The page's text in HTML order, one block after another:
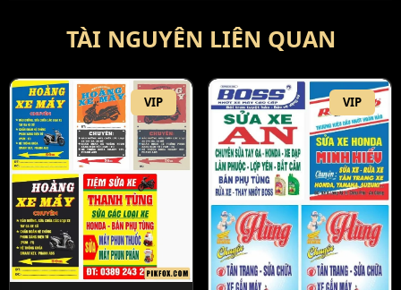
TÀI NGUYÊN LIÊN QUAN
VIP VIP